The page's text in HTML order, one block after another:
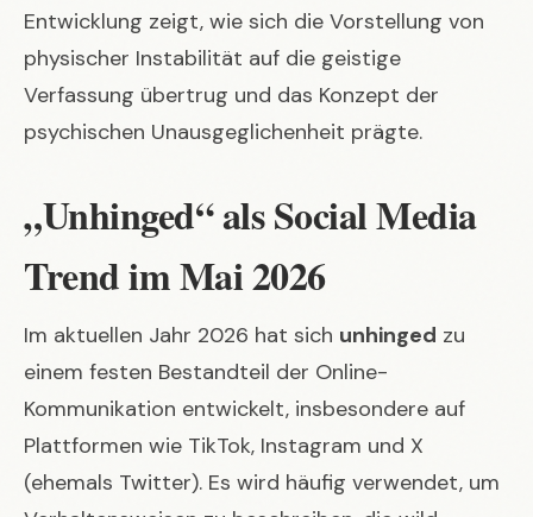
Entwicklung zeigt, wie sich die Vorstellung von
physischer Instabilität auf die geistige
Verfassung übertrug und das Konzept der
psychischen Unausgeglichenheit prägte.
„Unhinged“ als Social Media
Trend im Mai 2026
Im aktuellen Jahr 2026 hat sich unhinged zu
einem festen Bestandteil der Online-
Kommunikation entwickelt, insbesondere auf
Plattformen wie TikTok, Instagram und X
(ehemals Twitter). Es wird häufig verwendet, um